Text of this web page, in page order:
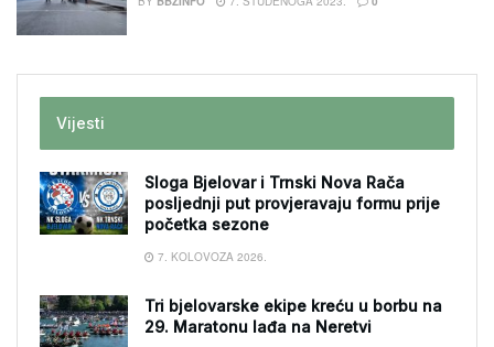
Vijesti
Sloga Bjelovar i Trnski Nova Rača
posljednji put provjeravaju formu prije
početka sezone
7. KOLOVOZA 2026.
Tri bjelovarske ekipe kreću u borbu na
29. Maratonu lađa na Neretvi